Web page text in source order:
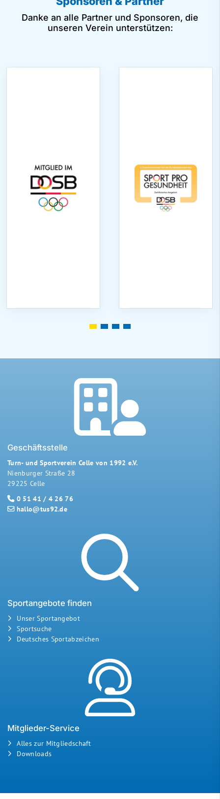
Danke an alle Partner und Sponsoren, die
unseren Verein unterstützen:
Geschäftsstelle
Turn- und Sportverein Celle von 1992 e.V.
Nienburger Straße 28
29225 Celle
0 51 41 / 4 26 76
hallo@tus92.de
Sportangebote finden
Unser Sportangebot
Sportsuche
Deutsches Sportabzeichen
Mitglieder-Service
Alles zur Mitgliedschaft
Downloads